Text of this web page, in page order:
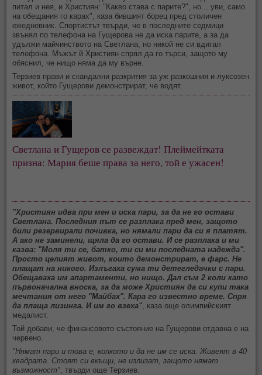
питал и нея, и Християн: "Какво става с парите?", но... уви, само
на обещания го карах", каза бившият борец пред столичен
ежедневник. Спортистът твърди, че в последните седмици
звънял по телефона на Гущерова не да иска парите, а за да
удължи майчинството на Светлана, но никой не си вдигал
телефона. Мъжът й Християн спрял да го търси, защото му
обяснил, че нищо няма да му върне.
Терзиев прави и скандални разкрития за уж разкошния и луксозен
живот, който Гущерови демонстрират, че водят.
Светлана и Гущеров се развеждат! Плеймейтката
призна: Мария беше права за него, той е ужасен!
"Християн идва при мен и иска пари, за да не го остави
Светлана. Последния път се разплака пред мен, защото
били резервирали почивка, но нямали пари да си я платят.
А ако не заминели, щяла да го остави. И се разплака и ми
казва: "Моля ти се, батко, ти си ми последната надежда".
Просто целият живот, които демонстрират, е фарс. Не
плащат на никого. Излъгаха сума ти детегледачки с пари.
Обещаваха им апартаменти, но нищо. Дал съм 2 коли като
първоначална вноска, за да може Християн да си купи така
мечтания от него "Майбах". Кара го известно време. Спря
да плаща лизинга. И им го взеха" , каза още олимпийският
медалист.
Той добави, че финансовото състояние на Гущерови отдавна е на
червено.
"Нямат пари и това е, колкото и да не им се иска. Живеят в 40
квадрата. Стоят си вкъщи, не излизат, защото нямат
възможност" , твърди още Терзиев.